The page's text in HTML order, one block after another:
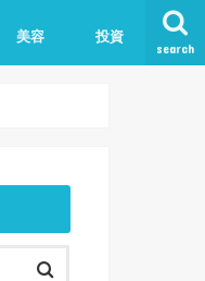
search
美容 投資